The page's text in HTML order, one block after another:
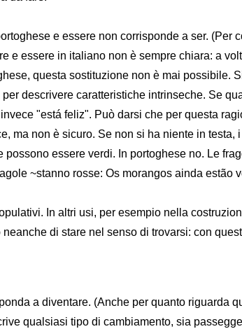
e essere non corrisponde a ser. (Per
e essere in italiano non è sempre chiara: a
questa sostituzione non è mai possibile.
descrivere caratteristiche intrinseche. Se
"está feliz". Può darsi che per questa
ma non è sicuro. Se non si ha niente in testa,
essere verdi. In portoghese no. Le
~stanno rosse: Os morangos ainda estão
In altri usi, per esempio nella
di stare nel senso di trovarsi: con
a diventare. (Anche per quanto riguarda
qualsiasi tipo di cambiamento, sia